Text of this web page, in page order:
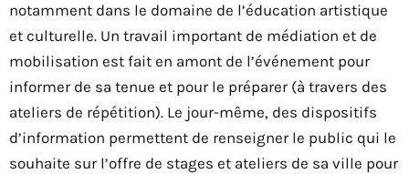
notamment dans le domaine de l’éducation artistique
et culturelle. Un travail important de médiation et de
mobilisation est fait en amont de l’événement pour
informer de sa tenue et pour le préparer (à travers des
ateliers de répétition). Le jour-même, des dispositifs
d’information permettent de renseigner le public qui le
souhaite sur l’offre de stages et ateliers de sa ville pour